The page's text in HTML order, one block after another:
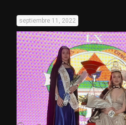
septiembre 11, 2022